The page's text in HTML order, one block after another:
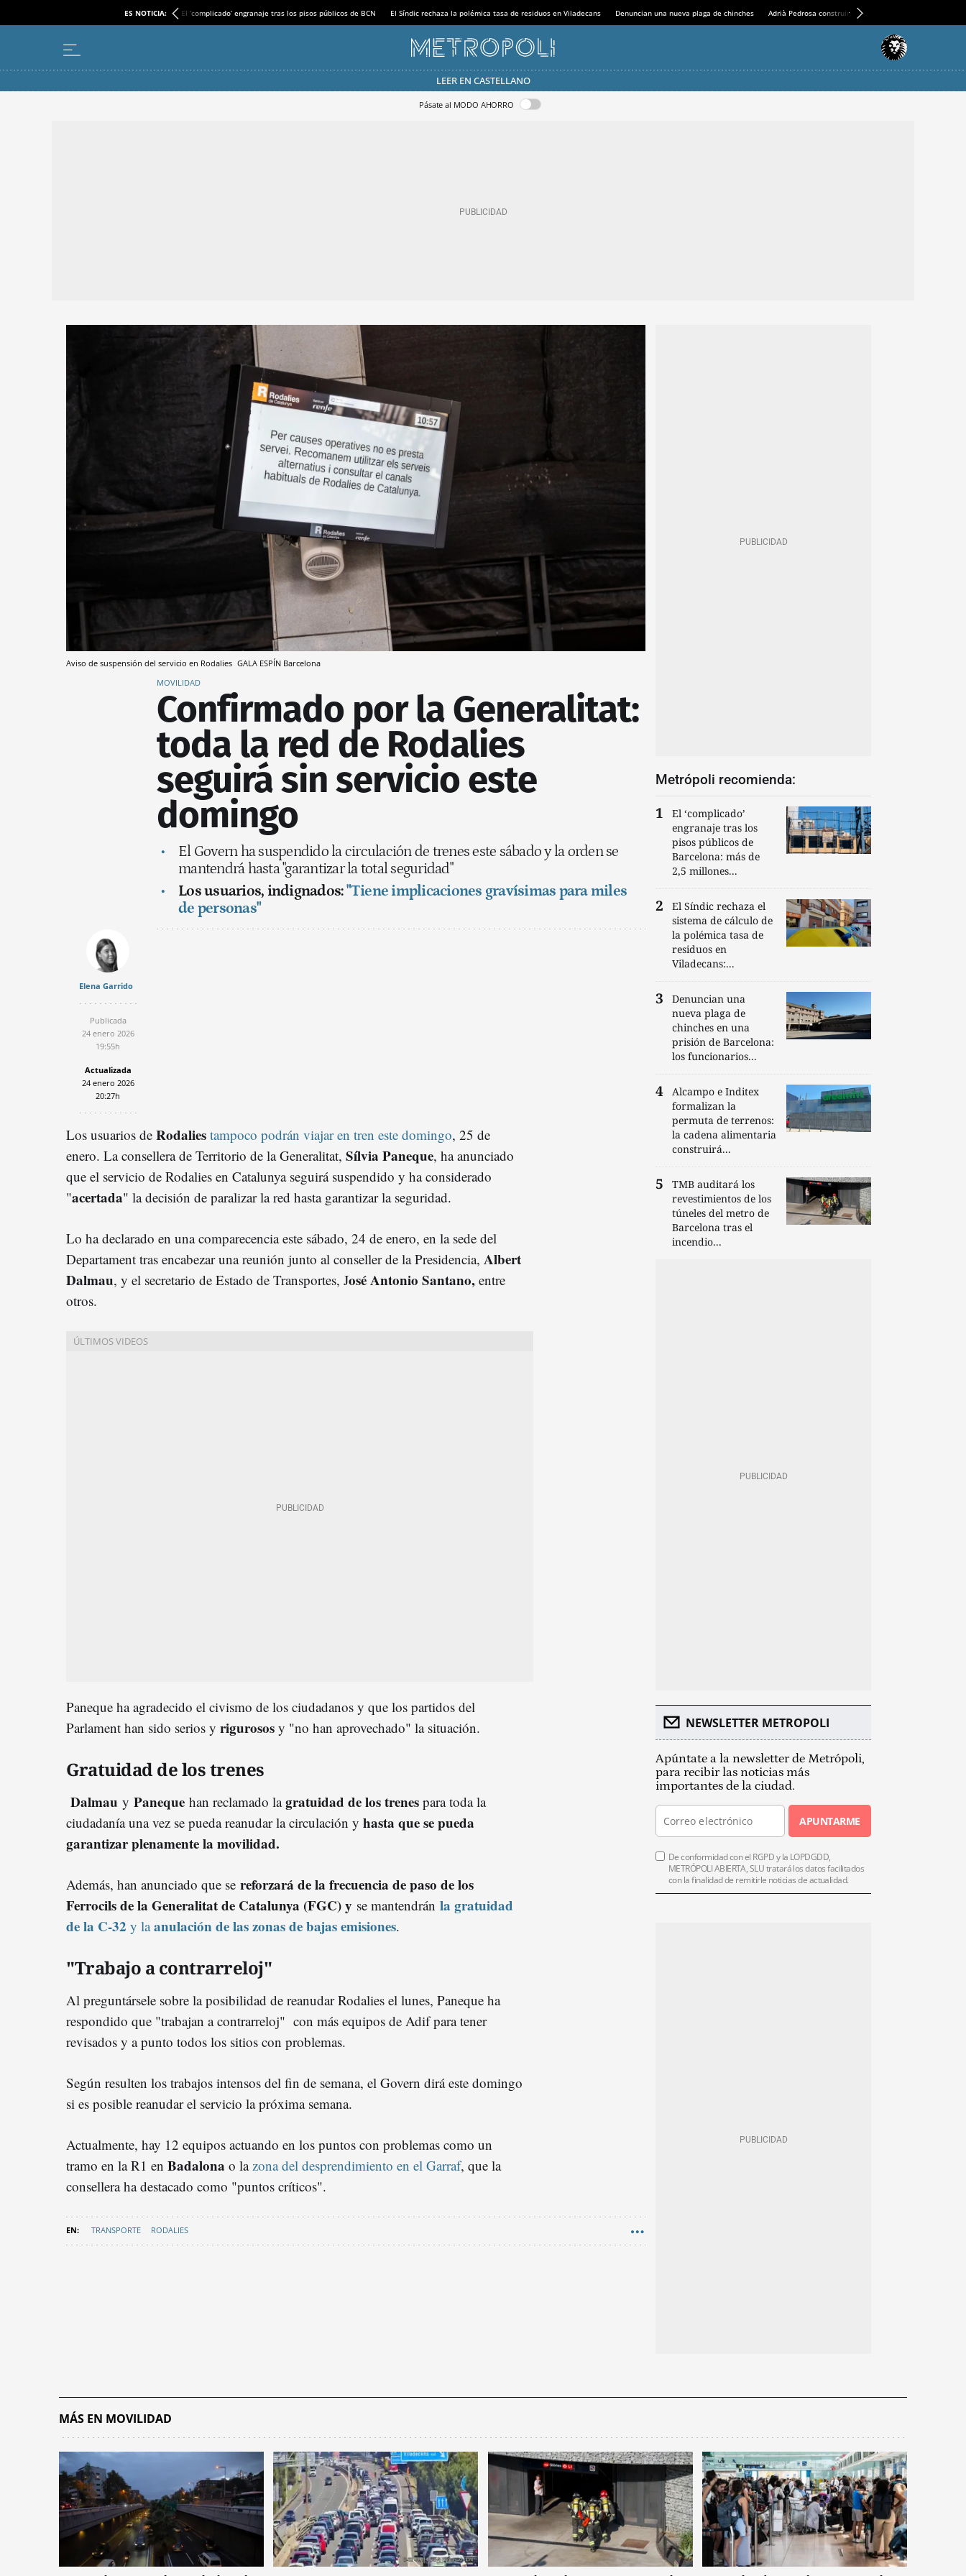
ES NOTICIA: El ‘complicado’ engranaje tras los pisos públicos de BCN El Síndic rechaza la polémica tasa de residuos en Viladecans Denuncian una nueva plaga de chinches Adrià Pedrosa construirá la nueva residencia en el
LEER EN CASTELLANO
Pásate al MODO AHORRO
Aviso de suspensión del servicio en Rodalies GALA ESPÍN Barcelona
MOVILIDAD
Confirmado por la Generalitat:
toda la red de Rodalies
seguirá sin servicio este
domingo
El Govern ha suspendido la circulación de trenes este sábado y la orden se
mantendrá hasta "garantizar la total seguridad"
Los usuarios, indignados:"Tiene implicaciones gravísimas para miles
de personas"
Elena Garrido
Publicada
24 enero 2026
19:55h
Actualizada
24 enero 2026
20:27h
Los usuarios de Rodalies tampoco podrán viajar en tren este domingo, 25 de
enero. La consellera de Territorio de la Generalitat, Sílvia Paneque, ha anunciado
que el servicio de Rodalies en Catalunya seguirá suspendido y ha considerado
"acertada" la decisión de paralizar la red hasta garantizar la seguridad.
Lo ha declarado en una comparecencia este sábado, 24 de enero, en la sede del
Departament tras encabezar una reunión junto al conseller de la Presidencia, Albert
Dalmau, y el secretario de Estado de Transportes, José Antonio Santano, entre
otros.
Paneque ha agradecido el civismo de los ciudadanos y que los partidos del
Parlament han sido serios y rigurosos y "no han aprovechado" la situación.
Gratuidad de los trenes
Dalmau y Paneque han reclamado lagratuidad de los trenes para toda la
ciudadanía una vez se pueda reanudar la circulación y hasta que se pueda
garantizar plenamente la movilidad.
Además, han anunciado que se reforzará de la frecuencia de paso de los
Ferrocils de la Generalitat de Catalunya (FGC) y se mantendrán la gratuidad
de la C-32 y laanulación de las zonas de bajas emisiones.
"Trabajo a contrarreloj"
Al preguntársele sobre la posibilidad de reanudar Rodalies el lunes, Paneque ha
respondido que "trabajan a contrarreloj" con más equipos de Adif para tener
revisados y a punto todos los sitios con problemas.
Según resulten los trabajos intensos del fin de semana, el Govern dirá este domingo
si es posible reanudar el servicio la próxima semana.
Actualmente, hay 12 equipos actuando en los puntos con problemas como un
tramo en la R1 en Badalona o la zona del desprendimiento en el Garraf, que la
consellera ha destacado como "puntos críticos".
TRANSPORTE RODALIES
Metrópoli recomienda:
El ‘complicado’
engranaje tras los
pisos públicos de
Barcelona: más de
2,5 millones...
El Síndic rechaza el
sistema de cálculo de
la polémica tasa de
residuos en
Viladecans:...
Denuncian una
nueva plaga de
chinches en una
prisión de Barcelona:
los funcionarios...
Alcampo e Inditex
formalizan la
permuta de terrenos:
la cadena alimentaria
construirá...
TMB auditará los
revestimientos de los
túneles del metro de
Barcelona tras el
incendio...
NEWSLETTER METROPOLI
Apúntate a la newsletter de Metrópoli,
para recibir las noticias más
importantes de la ciudad.
APUNTARME
De conformidad con el RGPD y la LOPDGDD,
METRÓPOLI ABIERTA, SLU tratará los datos facilitados
con la finalidad de remitirle noticias de actualidad.
MÁS EN MOVILIDAD